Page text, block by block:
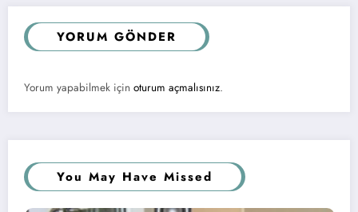
YORUM GÖNDER
Yorum yapabilmek için oturum açmalısınız.
You May Have Missed